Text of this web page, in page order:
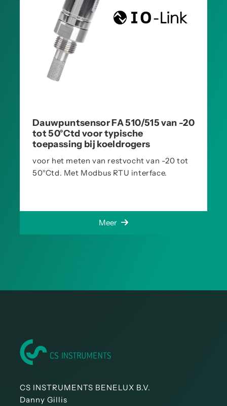
Dauwpuntsensor FA 510/515 van -20
tot 50°Ctd voor typische
toepassing bij koeldrogers
voor het meten van restvocht van -20 tot
50°Ctd. Met Modbus RTU interface.
Meer
CS INSTRUMENTS BENELUX B.V.
Danny Gillis